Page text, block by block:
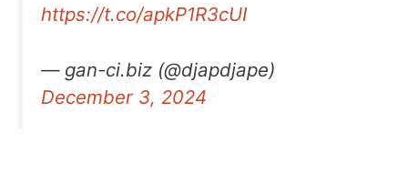
https://t.co/apkP1R3cUI
— gan-ci.biz (@djapdjape)
December 3, 2024